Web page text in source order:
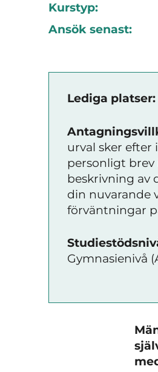
Kurstyp:
Ansök senast:
Lediga platser:
urval sker efter
personligt brev
beskrivning av
din nuvarande
förväntningar
Gymnasienivå